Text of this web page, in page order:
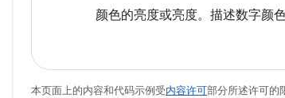
颜色的亮度或亮度。描述数字颜
本页面上的内容和代码示例受内容许可部分所述许可的